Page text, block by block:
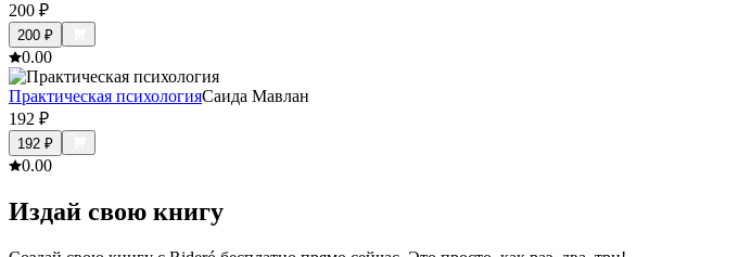
200 ₽
200 ₽
0.00
Практическая психологияСаида Мавлан
192 ₽
192 ₽
0.00
Издай свою книгу